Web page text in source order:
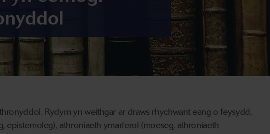
Rydym yn weithgar ar draws rhychwant eang o feysydd,
athroniaeth ymarferol (moeseg, athroniaeth